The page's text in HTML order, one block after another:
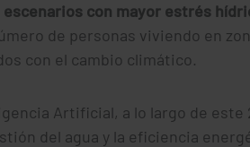
con mayor estrés
de personas viviendo en
con el cambio climático.
Artificial, a lo largo de este
del agua y la eficiencia